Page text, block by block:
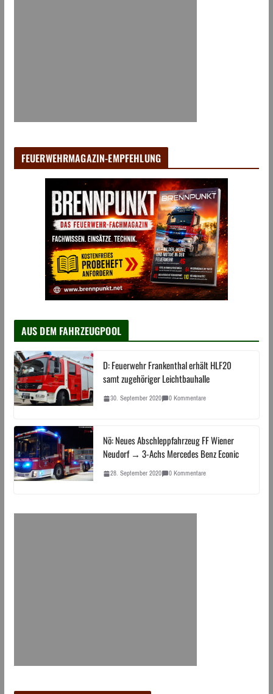
FEUERWEHRMAGAZIN-EMPFEHLUNG
AUS DEM FAHRZEUGPOOL
D: Feuerwehr Frankenthal erhält HLF20
samt zugehöriger Leichtbauhalle
30. September 2020 0 Kommentare
Nö: Neues Abschleppfahrzeug FF Wiener
Neudorf → 3-Achs Mercedes Benz Econic
28. September 2020 0 Kommentare